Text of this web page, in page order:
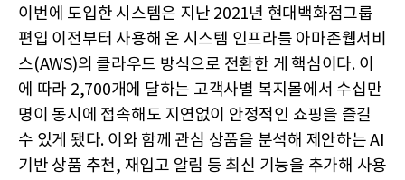
이번에 도입한 시스템은 지난 2021년 현대백화점그룹
편입 이전부터 사용해 온 시스템 인프라를 아마존웹서비
스(AWS)의 클라우드 방식으로 전환한 게 핵심이다. 이
에 따라 2,700개에 달하는 고객사별 복지몰에서 수십만
명이 동시에 접속해도 지연없이 안정적인 쇼핑을 즐길
수 있게 됐다. 이와 함께 관심 상품을 분석해 제안하는 AI
기반 상품 추천, 재입고 알림 등 최신 기능을 추가해 사용